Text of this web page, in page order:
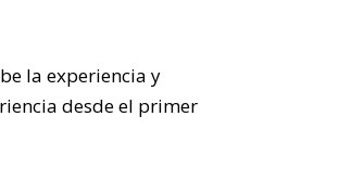
la experiencia y
desde el primer